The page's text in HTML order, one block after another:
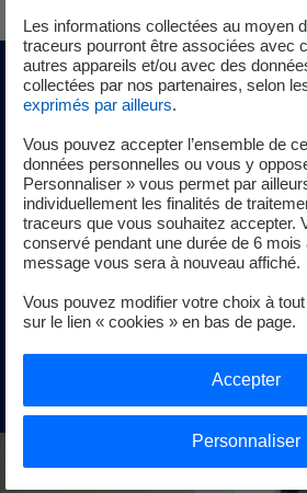
Etes-vousV2G-
Et si vos véhicules combinaient
grâce aux bornes de recharge V2G ?
indiquez-nous le périmètre de votre
déplacement et vos plages horaires
Les informations collectées au moyen
traceurs pourront être associées avec
autres appareils et/ou avec des
collectées par nos partenaires, selon
exprimés par ailleurs.
Vous pouvez accepter l’ensemble de
données personnelles ou vous y
Personnaliser » vous permet par
individuellement les finalités de
traceurs que vous souhaitez accepter.
conservé pendant une durée de 6 mois
message vous sera à nouveau affiché.
Vous pouvez modifier votre choix à
sur le lien « cookies » en bas de page.
Personnaliser
Accepter